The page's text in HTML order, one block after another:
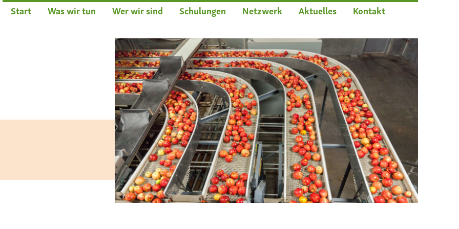
Start Was wir tun Wer wir sind Schulungen Netzwerk Aktuelles Kontakt